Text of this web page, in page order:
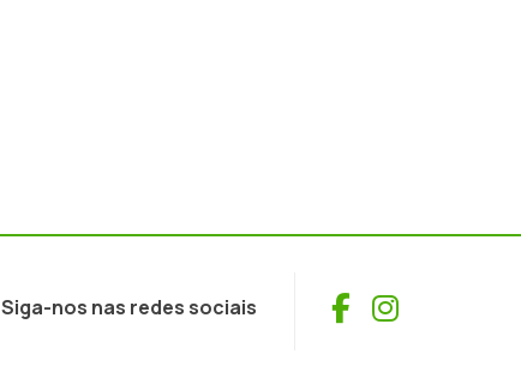
Siga-nos nas redes sociais Facebook
Instagram